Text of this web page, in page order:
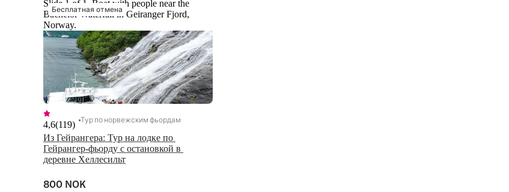
Бесплатная отмена
Slide 1 of 1, Boat with people near the
Bachelor Waterfall in Geiranger Fjord,
Norway.
Из Гейрангера: Тур на лодке по
Гейрангер-фьорду с остановкой в
деревне Хеллесильт
4,6(119) Тур по норвежским фьордам
800 NOK